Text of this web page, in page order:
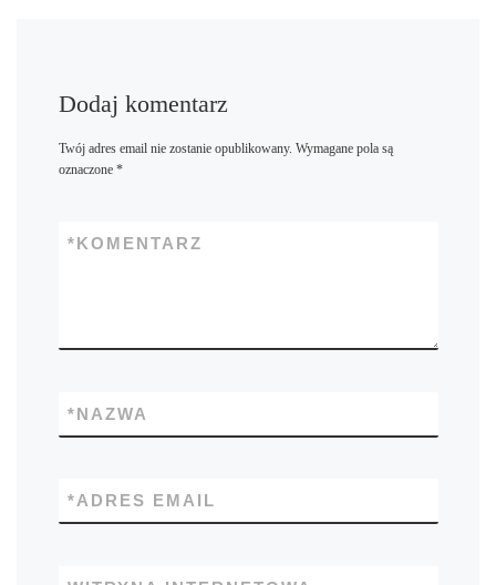
Dodaj komentarz
Twój adres email nie zostanie opublikowany. Wymagane pola są
oznaczone *
KOMENTARZ
*
NAZWA
*
ADRES EMAIL
*